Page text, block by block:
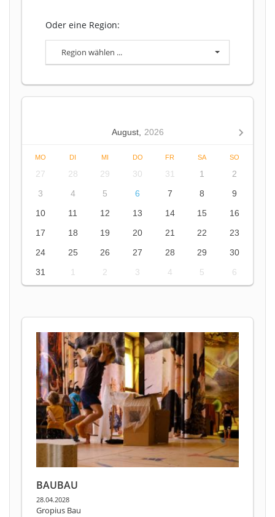
Oder eine Region:
Region wählen ...
August, 2026
MO DI MI DO FR SA SO
27 28 29 30 31 1
2
3
4 5 6 7 8
9
10
11 12 13 14 15
16
17
18 19 20 21 22
23
24
25 26 27 28 29
30
31
1 2 3 4 5 6
BAUBAU
28.04.2028
Gropius Bau